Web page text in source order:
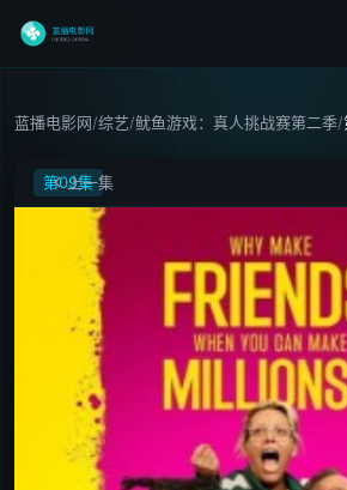
蓝播电影网/综艺/鱿鱼游戏：真人挑战赛第二季/
鱿鱼游戏：真人挑战赛第二季
第09集
上一集